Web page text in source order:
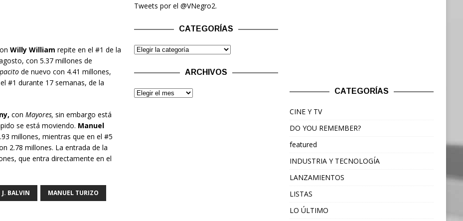
Willy William repite en el #1 de la
con 5.37 millones de
de nuevo con 4.41 millones,
#1 durante 17 semanas, de la
con Mayores, sin embargo está
se está moviendo. Manuel
millones, mientras que en el #5
2.78 millones. La entrada de la
que entra directamente en el
J. BALVIN MANUEL TURIZO
Tweets por el @VNegro2.
CATEGORÍAS
ARCHIVOS
CATEGORÍAS
CINE Y TV
DO YOU REMEMBER?
featured
INDUSTRIA Y TECNOLOGÍA
LANZAMIENTOS
LISTAS
LO ÚLTIMO